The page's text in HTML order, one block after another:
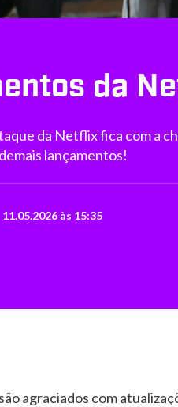
da
da Netflix fica com a
lançamentos!
11.05.2026 às 15:35
são agraciados com